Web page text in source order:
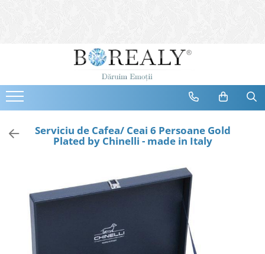
Bijuterii
Cercei
Bratari
Coliere
Destinatari
Bijuterii Femei
Bijuterii Copii
Bijuterii Mirese
Serviciu de Cafea/ Ceai 6 Persoane Gold
Plated by Chinelli - made in Italy